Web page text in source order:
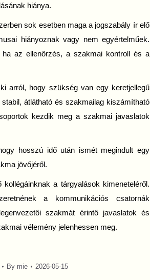
hiánya.
sok esetben maga a jogszabály ír elő
hiányoznak vagy nem egyértelműek.
az ellenőrzés, a szakmai kontroll és a
arról, hogy szükség van egy keretjellegű
átlátható és szakmailag kiszámítható
kezdik meg a szakmai javaslatok
hosszú idő után ismét megindult egy
jövőjéről.
a tárgyalások kimeneteléről.
a kommunikációs csatornák
szakmát érintő javaslatok és
vélemény jelenhessen meg.
By mie 2026-05-15